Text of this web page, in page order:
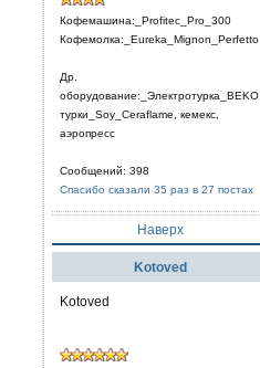
Кофемашина:_Profitec_Pro_300
Кофемолка:_Eureka_Mignon_Perfetto
Др.
оборудование:_Электротурка_BEKO,
турки_Soy_Ceraflame, кемекс,
аэропресс
Сообщений: 398
Спасибо сказали 35 раз в 27 постах
Наверх
Kotoved
Kotoved